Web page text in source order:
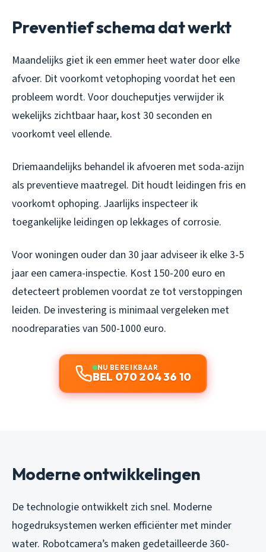
Preventief schema dat werkt
Maandelijks giet ik een emmer heet water door elke
afvoer. Dit voorkomt vetophoping voordat het een
probleem wordt. Voor doucheputjes verwijder ik
wekelijks zichtbaar haar, kost 30 seconden en
voorkomt veel ellende.
Driemaandelijks behandel ik afvoeren met soda-azijn
als preventieve maatregel. Dit houdt leidingen fris en
voorkomt ophoping. Jaarlijks inspecteer ik
toegankelijke leidingen op lekkages of corrosie.
Voor woningen ouder dan 30 jaar adviseer ik elke 3-5
jaar een camera-inspectie. Kost 150-200 euro en
detecteert problemen voordat ze tot verstoppingen
leiden. De investering is minimaal vergeleken met
noodreparaties van 500-1000 euro.
NU BEREIKBAAR
BEL 070 204 36 10
Moderne ontwikkelingen
De technologie ontwikkelt zich snel. Moderne
hogedruksystemen werken efficiënter met minder
water. Robotcamera’s maken gedetailleerde 360-